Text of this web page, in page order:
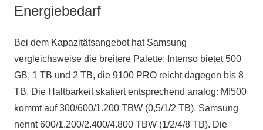
Energiebedarf
Bei dem Kapazitätsangebot hat Samsung
vergleichsweise die breitere Palette: Intenso bietet 500
GB, 1 TB und 2 TB, die 9100 PRO reicht dagegen bis 8
TB. Die Haltbarkeit skaliert entsprechend analog: MI500
kommt auf 300/600/1.200 TBW (0,5/1/2 TB), Samsung
nennt 600/1.200/2.400/4.800 TBW (1/2/4/8 TB). Die